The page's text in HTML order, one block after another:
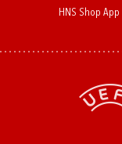
HNS Shop App